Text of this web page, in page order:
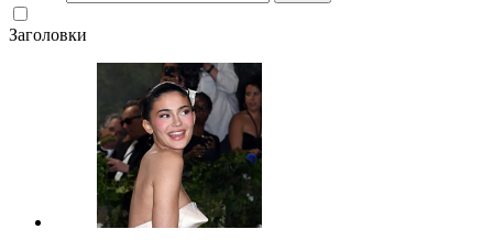
Заголовки